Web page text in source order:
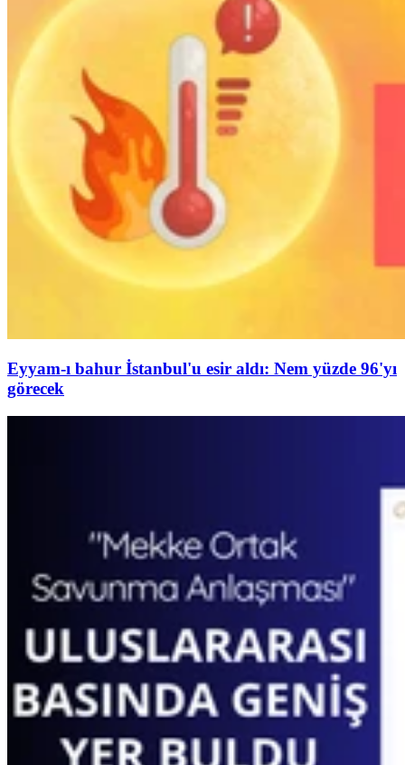
Eyyam-ı bahur İstanbul'u esir aldı: Nem yüzde 96'yı
görecek